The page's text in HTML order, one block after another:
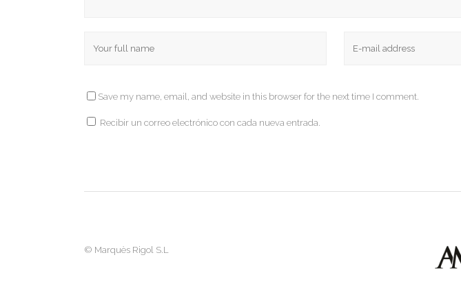
Save my name, email, and website in this browser for the next time I comment.
Recibir un correo electrónico con cada nueva entrada.
© Marquès Rigol S.L